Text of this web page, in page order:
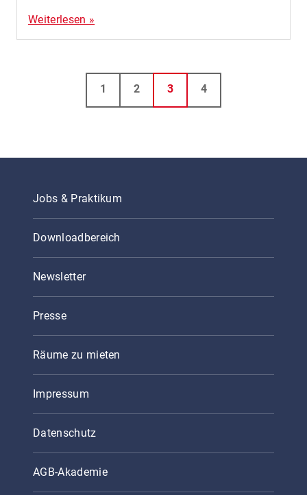
Weiterlesen »
Seite
1 Seite
2 Aktuelle Seite
3 Seite
4
Jobs & Praktikum
Downloadbereich
Newsletter
Presse
Räume zu mieten
Impressum
Datenschutz
AGB-Akademie